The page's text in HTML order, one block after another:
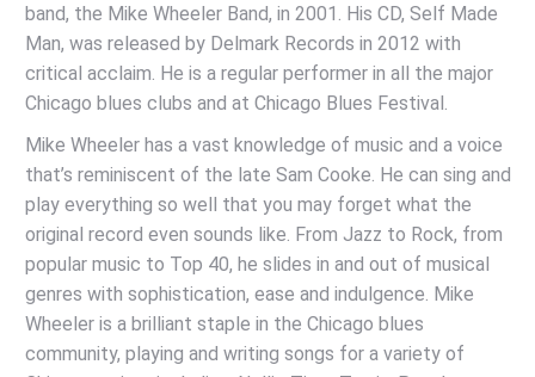
band, the Mike Wheeler Band, in 2001. His CD, Self Made
Man, was released by Delmark Records in 2012 with
critical acclaim. He is a regular performer in all the major
Chicago blues clubs and at Chicago Blues Festival.
Mike Wheeler has a vast knowledge of music and a voice
that’s reminiscent of the late Sam Cooke. He can sing and
play everything so well that you may forget what the
original record even sounds like. From Jazz to Rock, from
popular music to Top 40, he slides in and out of musical
genres with sophistication, ease and indulgence. Mike
Wheeler is a brilliant staple in the Chicago blues
community, playing and writing songs for a variety of